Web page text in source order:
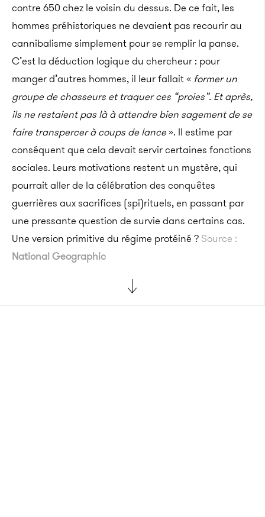
contre 650 chez le voisin du dessus. De ce fait, les
hommes préhistoriques ne devaient pas recourir au
cannibalisme simplement pour se remplir la panse.
C’est la déduction logique du chercheur : pour
manger d’autres hommes, il leur fallait « former un
groupe de chasseurs et traquer ces “proies”. Et après,
ils ne restaient pas là à attendre bien sagement de se
faire transpercer à coups de lance». Il estime par
conséquent que cela devait servir certaines fonctions
sociales. Leurs motivations restent un mystère, qui
pourrait aller de la célébration des conquêtes
guerrières aux sacrifices (spi)rituels, en passant par
une pressante question de survie dans certains cas.
Une version primitive du régime protéiné ? Source :
National Geographic